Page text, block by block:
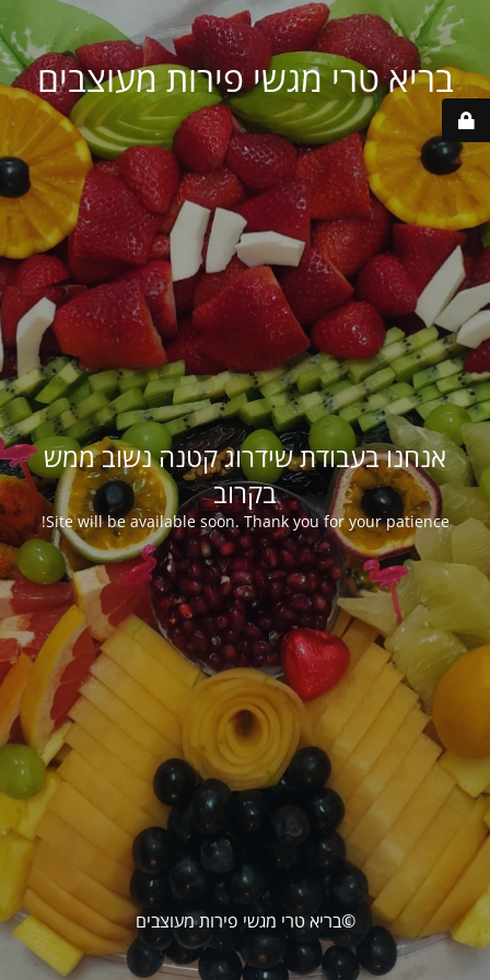
בריא טרי מגשי פירות מעוצבים
אנחנו בעבודת שידרוג קטנה נשוב ממש
בקרוב
Site will be available soon. Thank you for your patience!
©בריא טרי מגשי פירות מעוצבים